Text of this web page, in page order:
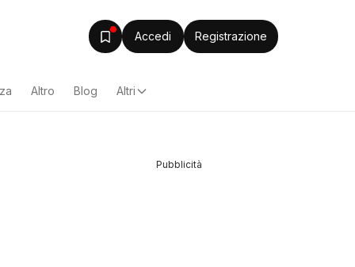
Accedi Registrazione
Altro Blog Altri
Pubblicità